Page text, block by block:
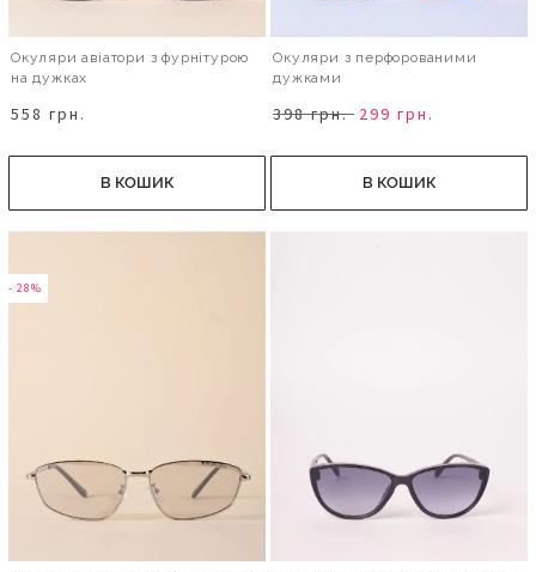
Окуляри авіатори з фурнітурою
на дужках
558 грн.
В КОШИК
Окуляри з перфорованими
дужками
398 грн. 299 грн.
В КОШИК
- 28%